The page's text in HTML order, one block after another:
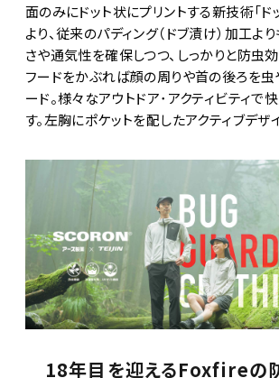
面のみにドット状にプリントする新技術「ド
より、従来のパディング（ドブ漬け）加工よ
さや通気性を確保しつつ、しっかりと防虫
フードをかぶれば顔の周りや首の後ろを
ード。様々なアウトドア･アクティビティで
す。左胸にポケットを配したアクティブデザイ
18年目を迎えるFoxfireの